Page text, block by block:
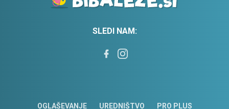
SLEDI NAM:
OGLAŠEVANJE UREDNIŠTVO PRO PLUS